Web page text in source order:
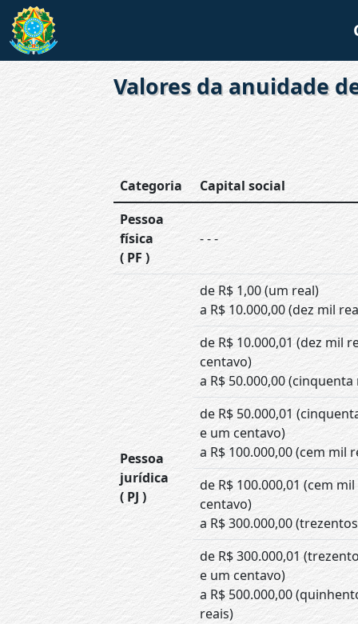
Valores da anuidade
Categoria
Capital social
Pessoa
física
( PF )
- - -
Pessoa
jurídica
( PJ )
de R$ 1,00 (um real)
a R$ 10.000,00 (dez mil
de R$ 10.000,01 (dez mil
centavo)
a R$ 50.000,00
de R$ 50.000,01
e um centavo)
a R$ 100.000,00 (cem mil
de R$ 100.000,01 (cem
centavo)
a R$ 300.000,00
de R$ 300.000,01
e um centavo)
a R$ 500.000,00
reais)